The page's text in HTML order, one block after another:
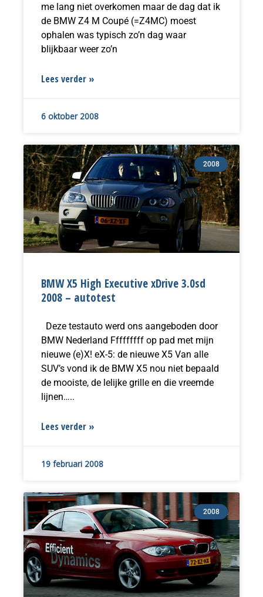
me lang niet overkomen maar de dag dat ik
de BMW Z4 M Coupé (=Z4MC) moest
ophalen was typisch zo’n dag waar
blijkbaar weer zo’n
Lees verder »
6 oktober 2008
2008
BMW X5 High Executive xDrive 3.0sd
2008 – autotest
Deze testauto werd ons aangeboden door
BMW Nederland Fffffffff op pad met mijn
nieuwe (e)X! eX-5: de nieuwe X5 Van alle
SUV’s vond ik de BMW X5 nou niet bepaald
de mooiste, de lelijke grille en die vreemde
lijnen…..
Lees verder »
19 februari 2008
2008